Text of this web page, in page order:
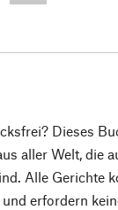
Dieses
aller Welt, die
Alle Gerichte
erfordern